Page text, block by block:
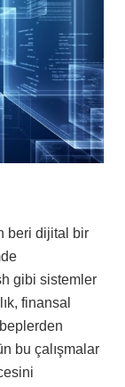
beri dijital bir
gibi sistemler
finansal
bu çalışmalar